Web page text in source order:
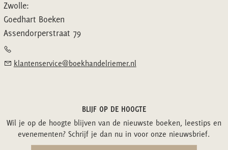
Zwolle:
Goedhart Boeken
Assendorperstraat 79
klantenservice@boekhandelriemer.nl
BLIJF OP DE HOOGTE
Wil je op de hoogte blijven van de nieuwste boeken, leestips en
evenementen? Schrijf je dan nu in voor onze nieuwsbrief.